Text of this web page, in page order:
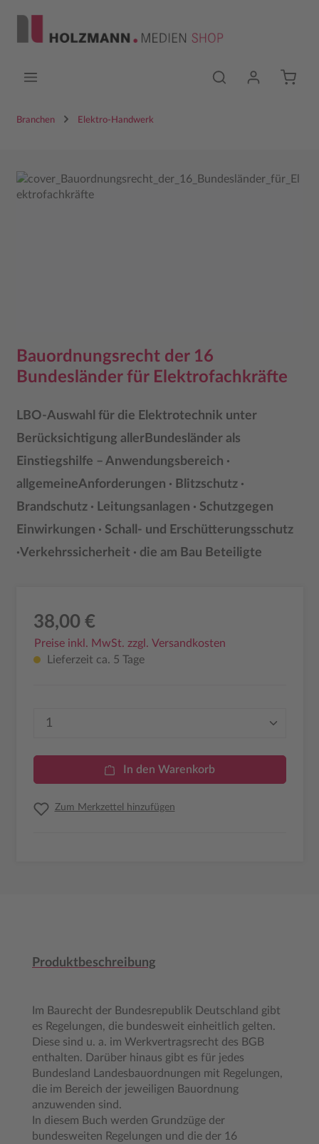
Branchen Elektro-Handwerk
Bildergalerie überspringen
Bauordnungsrecht der 16
Bundesländer für Elektrofachkräfte
LBO-Auswahl für die Elektrotechnik unter
Berücksichtigung allerBundesländer als
Einstiegshilfe – Anwendungsbereich ·
allgemeineAnforderungen · Blitzschutz ·
Brandschutz · Leitungsanlagen · Schutzgegen
Einwirkungen · Schall- und Erschütterungsschutz
·Verkehrssicherheit · die am Bau Beteiligte
38,00 €
Preise inkl. MwSt. zzgl. Versandkosten
Lieferzeit ca. 5 Tage
Produkt Anzahl: Gib den gewünschten
In den Warenkorb
Zum Merkzettel hinzufügen
Produktbeschreibung
Im Baurecht der Bundesrepublik Deutschland gibt
es Regelungen, die bundesweit einheitlich gelten.
Diese sind u. a. im Werkvertragsrecht des BGB
enthalten. Darüber hinaus gibt es für jedes
Bundesland Landesbauordnungen mit Regelungen,
die im Bereich der jeweiligen Bauordnung
anzuwenden sind.
In diesem Buch werden Grundzüge der
bundesweiten Regelungen und die der 16